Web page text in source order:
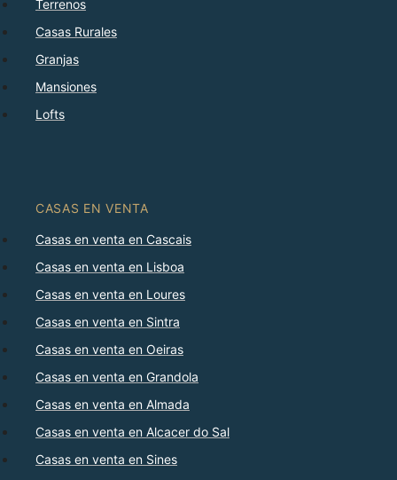
Terrenos
Casas Rurales
Granjas
Mansiones
Lofts
CASAS EN VENTA
Casas en venta en Cascais
Casas en venta en Lisboa
Casas en venta en Loures
Casas en venta en Sintra
Casas en venta en Oeiras
Casas en venta en Grandola
Casas en venta en Almada
Casas en venta en Alcacer do Sal
Casas en venta en Sines